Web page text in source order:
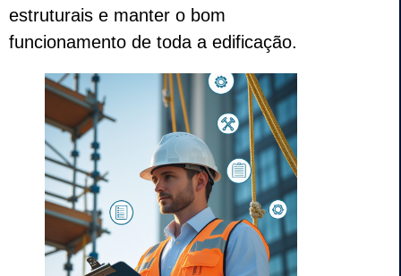
estruturais e manter o bom
funcionamento de toda a edificação.